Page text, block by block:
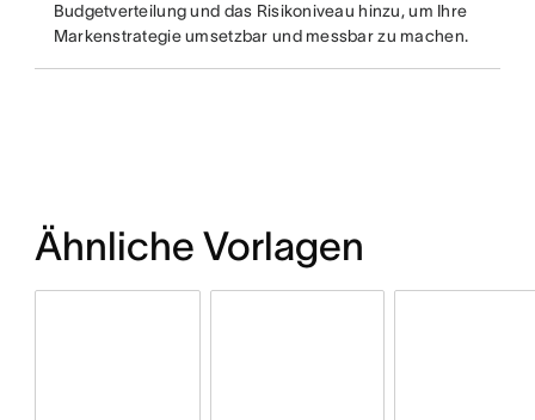
Budgetverteilung und das Risikoniveau hinzu, um Ihre
Markenstrategie umsetzbar und messbar zu machen.
Ähnliche Vorlagen